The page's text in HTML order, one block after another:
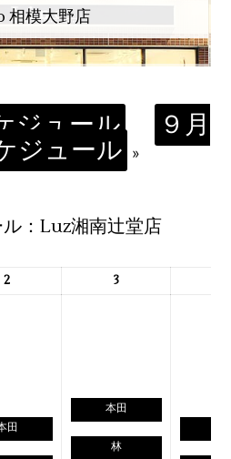
相模大野店
ジュール ９月
ジュール »
：Luz湘南辻堂店
2 3
田
本田
林